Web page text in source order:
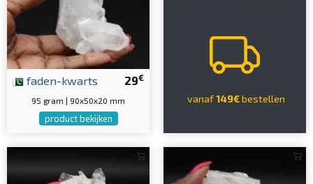
29€
faden-kwarts
95 gram | 90x50x20 mm
product bekijken
vanaf149€bestellen